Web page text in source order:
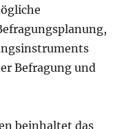
Befragung und
beinhaltet das